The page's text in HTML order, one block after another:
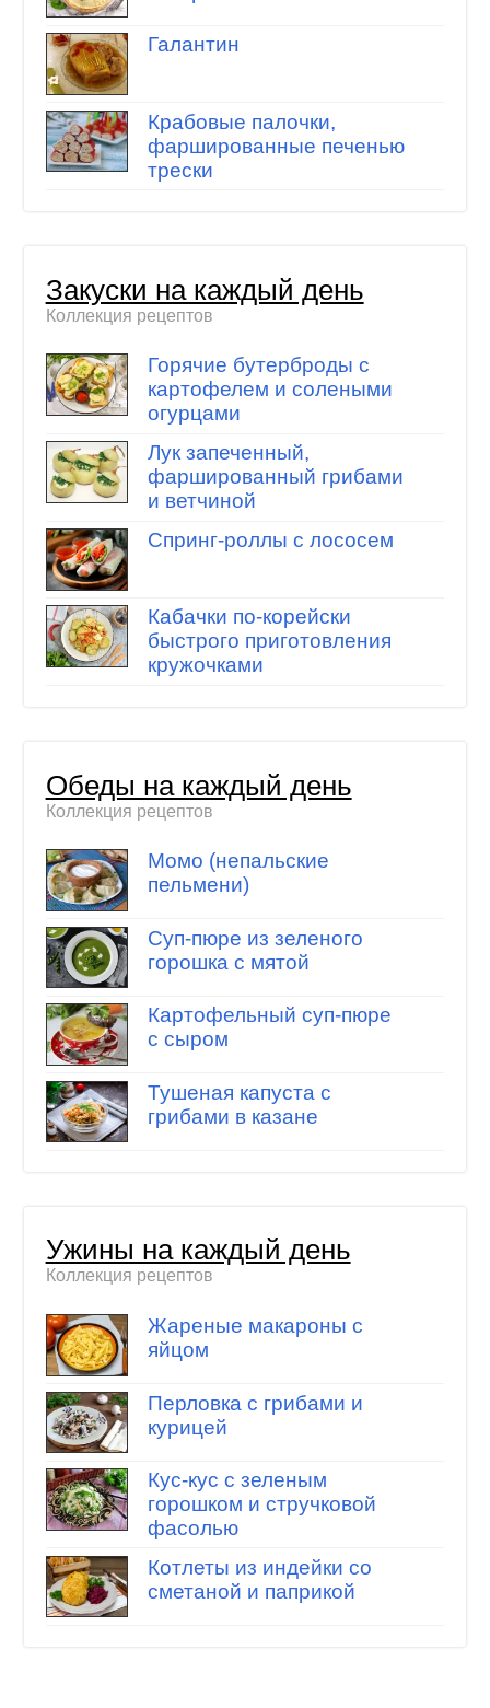
Галантин
Крабовые палочки,
фаршированные печенью
трески
Закуски на каждый день
Коллекция рецептов
Горячие бутерброды с
картофелем и солеными
огурцами
Лук запеченный,
фаршированный грибами
и ветчиной
Спринг-роллы с лососем
Кабачки по-корейски
быстрого приготовления
кружочками
Обеды на каждый день
Коллекция рецептов
Момо (непальские
пельмени)
Суп-пюре из зеленого
горошка с мятой
Картофельный суп-пюре
с сыром
Тушеная капуста с
грибами в казане
Ужины на каждый день
Коллекция рецептов
Жареные макароны с
яйцом
Перловка с грибами и
курицей
Кус-кус с зеленым
горошком и стручковой
фасолью
Котлеты из индейки со
сметаной и паприкой